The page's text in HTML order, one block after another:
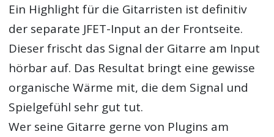
Ein Highlight für die Gitarristen ist definitiv
der separate JFET-Input an der Frontseite.
Dieser frischt das Signal der Gitarre am Input
hörbar auf. Das Resultat bringt eine gewisse
organische Wärme mit, die dem Signal und
Spielgefühl sehr gut tut.
Wer seine Gitarre gerne von Plugins am